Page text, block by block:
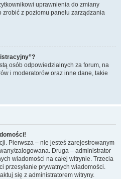
uprawnienia do zmiany
zrobić z poziomu panelu zarządzania
osób odpowiedzialnych za forum, na
i moderatorów oraz inne dane, takie
Pierwsza – nie jesteś zarejestrowanym
zalogowana. Druga – administrator
wiadomości na całej witrynie. Trzecia
przesyłanie prywatnych wiadomości.
się z administratorem witryny.